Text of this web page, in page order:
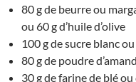
80 g de beurre ou
ou 60 g d’huile d’olive
100 g de sucre blanc
80 g de poudre
30 g de farine de blé